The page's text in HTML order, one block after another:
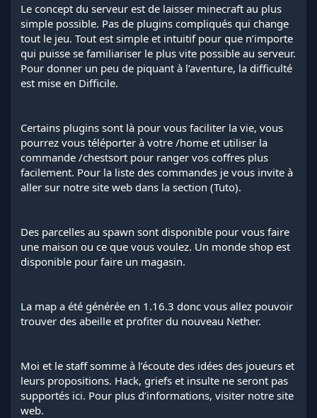
Le concept du serveur est de laisser minecraft au plus
simple possible. Pas de plugins compliqués qui change
tout le jeu. Tout est simple et intuitif pour que n’importe
qui puisse se familiariser le plus vite possible au serveur.
Pour donner un peu de piquant à l’aventure, la difficulté
est mise en Difficile.
Certains plugins sont là pour vous faciliter la vie, vous
pourrez vous téléporter à votre /home et utiliser la
commande /chestsort pour ranger vos coffres plus
facilement. Pour la liste des commandes je vous invite à
aller sur notre site web dans la section (Tuto).
Des parcelles au spawn sont disponible pour vous faire
une maison ou ce que vous voulez. Un monde shop est
disponible pour faire un magasin.
La map a été générée en 1.16.3 donc vous allez pouvoir
trouver des abeille et profiter du nouveau Nether.
Moi et le staff somme à l’écoute des idées des joueurs et
leurs propositions. Hack, griefs et insulte ne seront pas
supportés ici. Pour plus d’informations, visiter notre site
web.